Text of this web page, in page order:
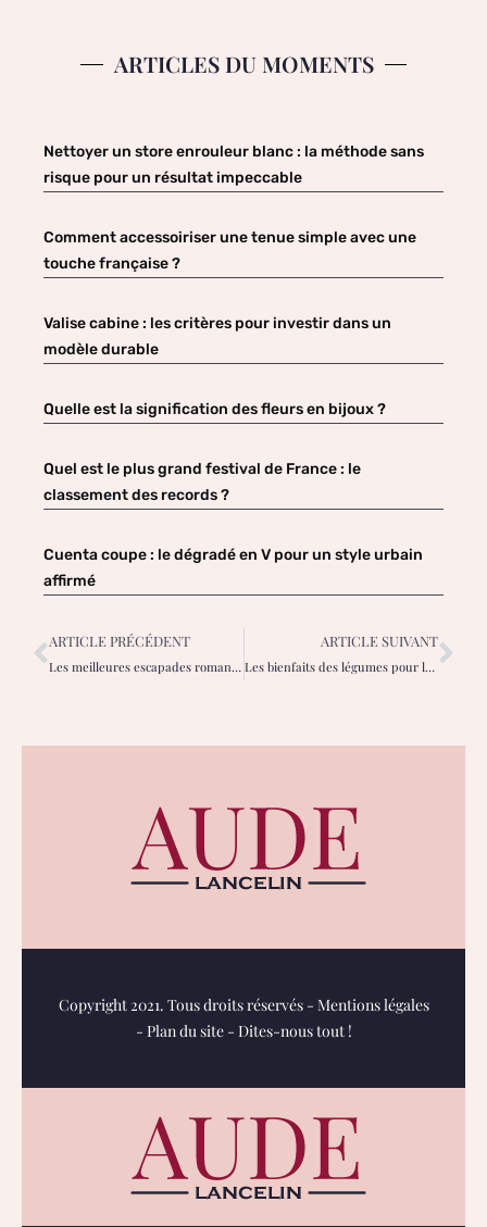
ARTICLES DU MOMENTS
Nettoyer un store enrouleur blanc : la méthode sans
risque pour un résultat impeccable
Comment accessoiriser une tenue simple avec une
touche française ?
Valise cabine : les critères pour investir dans un
modèle durable
Quelle est la signification des fleurs en bijoux ?
Quel est le plus grand festival de France : le
classement des records ?
Cuenta coupe : le dégradé en V pour un style urbain
affirmé
ARTICLE PRÉCÉDENT
Les meilleures escapades romantiques en Grèce pour les couples
ARTICLE SUIVANT
Les bienfaits des légumes pour la santé et les moyens simples d’en manger davantage
Copyright 2021. Tous droits réservés - Mentions légales
- Plan du site- Dites-nous tout !